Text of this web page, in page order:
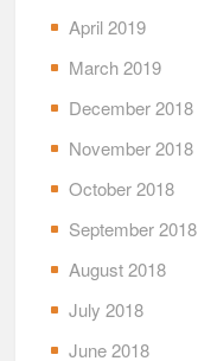
April 2019
March 2019
December 2018
November 2018
October 2018
September 2018
August 2018
July 2018
June 2018